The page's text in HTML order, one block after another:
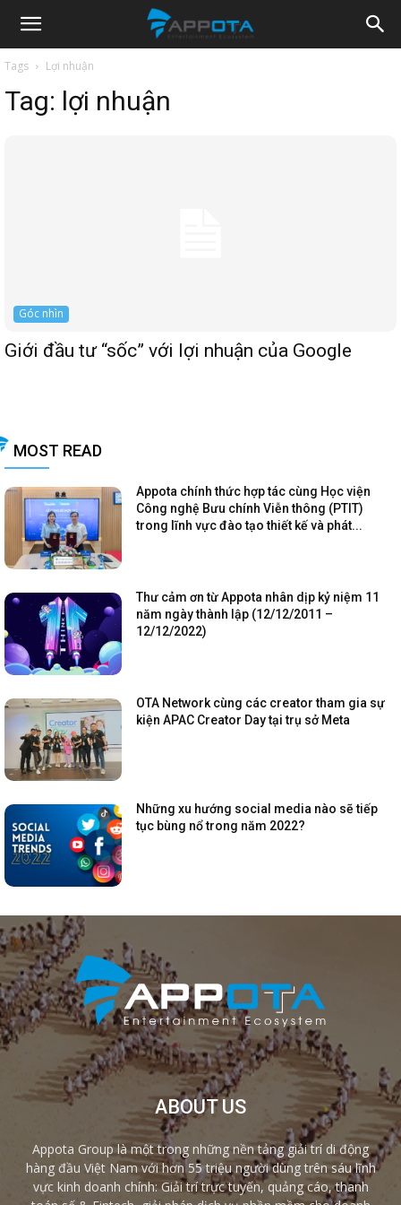
Appota
News
Tags Lợi nhuận
Tag: lợi nhuận
Góc nhìn
Giới đầu tư “sốc” với lợi nhuận của Google
MOST READ
Appota chính thức hợp tác cùng Học viện
Công nghệ Bưu chính Viễn thông (PTIT)
trong lĩnh vực đào tạo thiết kế và phát...
Thư cảm ơn từ Appota nhân dịp kỷ niệm 11
năm ngày thành lập (12/12/2011 –
12/12/2022)
OTA Network cùng các creator tham gia sự
kiện APAC Creator Day tại trụ sở Meta
Những xu hướng social media nào sẽ tiếp
tục bùng nổ trong năm 2022?
ABOUT US
Appota Group là một trong những nền tảng giải trí di động
hàng đầu Việt Nam với hơn 55 triệu người dùng trên sáu lĩnh
vực kinh doanh chính: Giải trí trực tuyến, quảng cáo, thanh